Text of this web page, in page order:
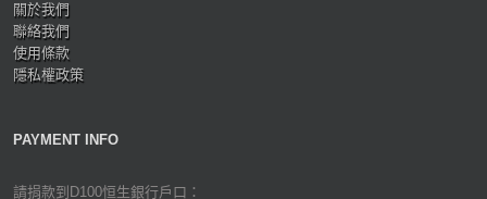
關於我們
聯絡我們
使用條款
隱私權政策
PAYMENT INFO
請捐款到D100恒生銀行戶口：